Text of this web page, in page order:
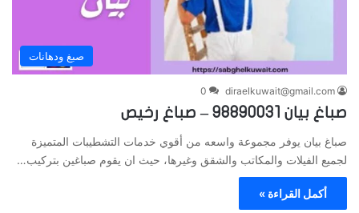
صبغ ودهانات
diraelkuwait@gmail.com
0
صباغ بيان 98890031 – صباغ رخيص
صباغ بيان يوفر مجموعة واسعه من أقوي خدمات التشطيبات المتميزة
لجميع الفيلات والمكاتب والشقق وغيرها، حيث ان يقوم صباغين بتركيب…
أكمل القراءة »